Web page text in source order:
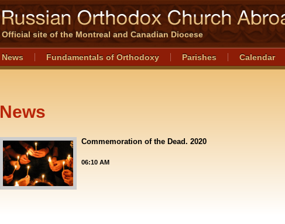
Official site of the Montreal and Canadian Diocese
News Fundamentals of Orthodoxy Parishes Calendar
News
Commemoration of the Dead. 2020
06:10 AM